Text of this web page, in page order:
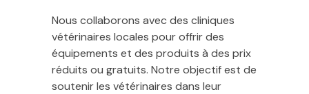
Nous collaborons avec des cliniques
vétérinaires locales pour offrir des
équipements et des produits à des prix
réduits ou gratuits. Notre objectif est de
soutenir les vétérinaires dans leur